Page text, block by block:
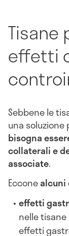
Tisane
effetti
Sebbene le
una
bisogna
collaterali e
associate.
Ecconealcuni
effetti
nelle
effetti